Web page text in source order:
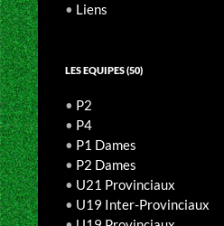
• Liens
LES EQUIPES (50)
• P2
• P4
• P1 Dames
• P2 Dames
• U21 Provinciaux
• U19 Inter-Provinciaux